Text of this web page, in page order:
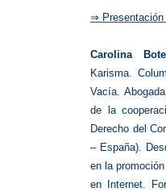
⇒ Presentación
Carolina
Karisma.
Vacía.
de la
Derecho del
– España).
en la
en Internet.